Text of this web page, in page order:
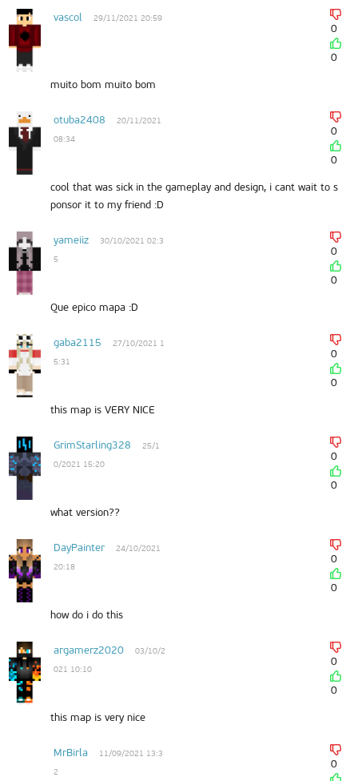
vascol 29/11/2021 20:59
0
0
muito bom muito bom
otuba2408
20/11/2021
08:34
0
0
cool that was sick in the gameplay and design, i cant wait to s
ponsor it to my friend :D
yameiiz
30/10/2021 02:3
5
0
0
Que epico mapa :D
gaba2115
27/10/2021 1
5:31
0
0
this map is VERY NICE
GrimStarling328
25/1
0/2021 15:20
0
0
what version??
DayPainter
24/10/2021
20:18
0
0
how do i do this
argamerz2020
03/10/2
021 10:10
0
0
this map is very nice
MrBirla
11/09/2021 13:3
2
0